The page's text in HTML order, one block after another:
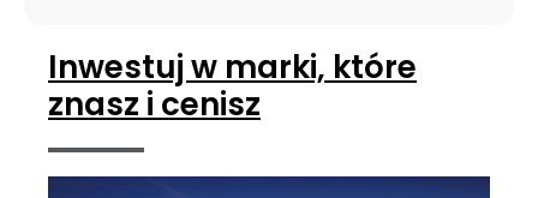
Inwestuj w marki, które
znasz i cenisz